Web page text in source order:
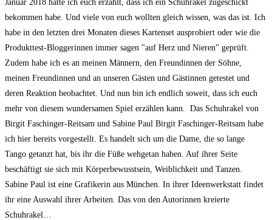
Januar 2018 hatte ich euch erzählt, dass ich ein Schuhrakel zugeschickt
bekommen habe. Und viele von euch wollten gleich wissen, was das ist. Ich
habe in den letzten drei Monaten dieses Kartenset ausprobiert oder wie die
Produkttest-Bloggerinnen immer sagen "auf Herz und Nieren" geprüft.
Zudem habe ich es an meinen Männern, den Freundinnen der Söhne,
meinen Freundinnen und an unseren Gästen und Gästinnen getestet und
deren Reaktion beobachtet. Und nun bin ich endlich soweit, dass ich euch
mehr von diesem wundersamen Spiel erzählen kann. Das Schuhrakel von
Birgit Faschinger-Reitsam und Sabine Paul Birgit Faschinger-Reitsam habe
ich hier bereits vorgestellt. Es handelt sich um die Dame, die so lange
Tango getanzt hat, bis ihr die Füße wehgetan haben. Auf ihrer Seite
beschäftigt sie sich mit Körperbewusstsein, Weiblichkeit und Tanzen.
Sabine Paul ist eine Grafikerin aus München. In ihrer Ideenwerkstatt findet
ihr eine Auswahl ihrer Arbeiten. Das von den Autorinnen kreierte
Schuhrakel…